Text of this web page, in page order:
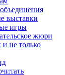
выставки
игры
жюри
и не только